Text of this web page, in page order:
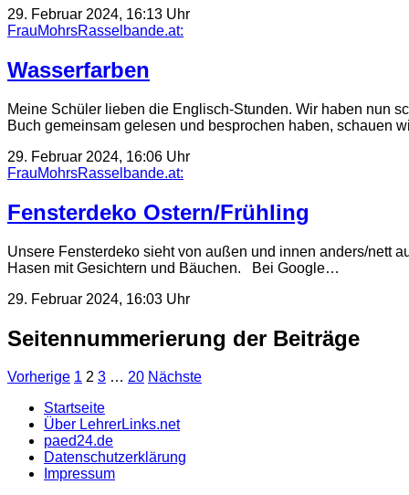
29. Februar 2024, 16:13 Uhr
FrauMohrsRasselbande.at:
Wasserfarben
Meine Schüler lieben die Englisch-Stunden. Wir haben nun
Buch gemeinsam gelesen und besprochen haben, schauen
29. Februar 2024, 16:06 Uhr
FrauMohrsRasselbande.at:
Fensterdeko Ostern/Frühling
Unsere Fensterdeko sieht von außen und innen anders/nett
Hasen mit Gesichtern und Bäuchen. Bei Google…
29. Februar 2024, 16:03 Uhr
Seitennummerierung der Beiträge
Vorherige 1 2 3 … 20 Nächste
Startseite
Über LehrerLinks.net
paed24.de
Datenschutzerklärung
Impressum